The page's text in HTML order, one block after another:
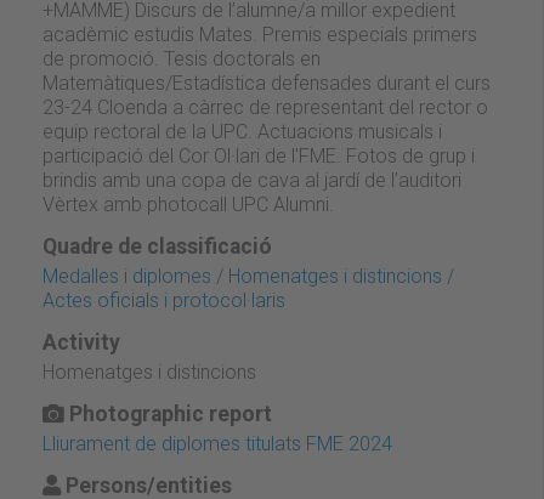
+MAMME) Discurs de l’alumne/a millor expedient
acadèmic estudis Mates. Premis especials primers
de promoció. Tesis doctorals en
Matemàtiques/Estadística defensades durant el curs
23-24 Cloenda a càrrec de representant del rector o
equip rectoral de la UPC. Actuacions musicals i
participació del Cor Ol·lari de l'FME. Fotos de grup i
brindis amb una copa de cava al jardí de l’auditori
Vèrtex amb photocall UPC Alumni.
Quadre de classificació
Medalles i diplomes / Homenatges i distincions /
Actes oficials i protocol·laris
Activity
Homenatges i distincions
Photographic report
Lliurament de diplomes titulats FME 2024
Persons/entities